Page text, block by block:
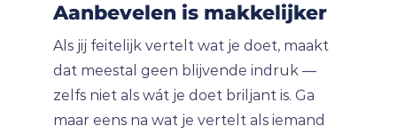
Aanbevelen is makkelijker
Als jij feitelijk vertelt wat je doet, maakt
dat meestal geen blijvende indruk —
zelfs niet als wát je doet briljant is. Ga
maar eens na wat je vertelt als iemand